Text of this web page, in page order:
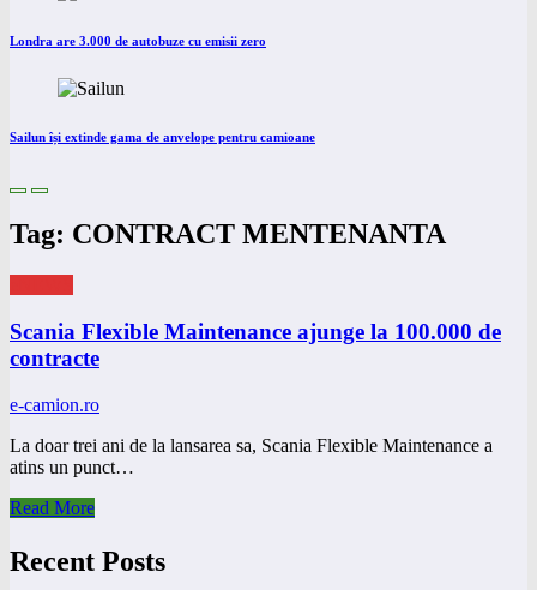
Londra are 3.000 de autobuze cu emisii zero
Sailun își extinde gama de anvelope pentru camioane
Tag: CONTRACT MENTENANTA
Scania Flexible Maintenance ajunge la 100.000 de
contracte
e-camion.ro
La doar trei ani de la lansarea sa, Scania Flexible Maintenance a
atins un punct…
Read More
Recent Posts